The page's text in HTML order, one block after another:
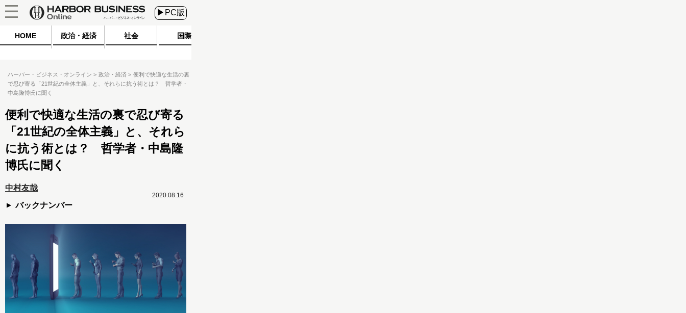
▶PC版
HOME 政治・経済 社会 国際
ハーバー・ビジネス・オンライン 政治・経済
便利で快適な生活の裏
で忍び寄る「21世紀の全体主義」と、それらに抗う術とは？ 哲学者・
中島隆博氏に聞く
便利で快適な生活の裏で忍び寄る
「21世紀の全体主義」と、それら
に抗う術とは？ 哲学者・中島隆
博氏に聞く
中村友哉
バックナンバー
2020.08.16